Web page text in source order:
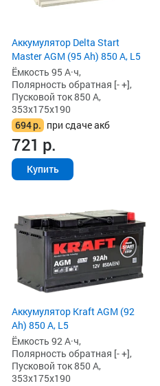
Аккумулятор Delta Start
Master AGM (95 Ah) 850 А, L5
Ёмкость 95 А·ч,
Полярность обратная [- +],
Пусковой ток 850 А,
353x175x190
694р. при сдаче акб
721 р.
Купить
Аккумулятор Kraft AGM (92
Ah) 850 А, L5
Ёмкость 92 А·ч,
Полярность обратная [- +],
Пусковой ток 850 А,
353x175x190